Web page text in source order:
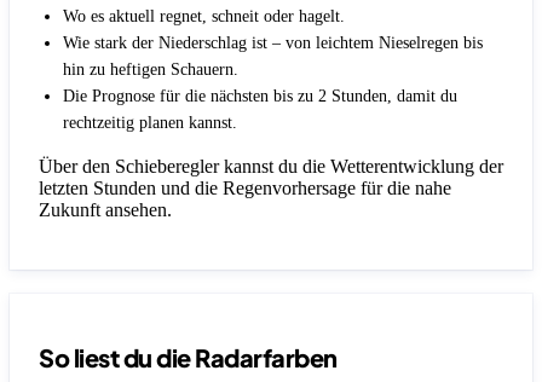
Wo es aktuell regnet, schneit oder hagelt.
Wie stark der Niederschlag ist – von leichtem Nieselregen bis
hin zu heftigen Schauern.
Die Prognose für die nächsten bis zu 2 Stunden, damit du
rechtzeitig planen kannst.
Über den Schieberegler kannst du die Wetterentwicklung der
letzten Stunden und die Regenvorhersage für die nahe
Zukunft ansehen.
So liest du die Radarfarben